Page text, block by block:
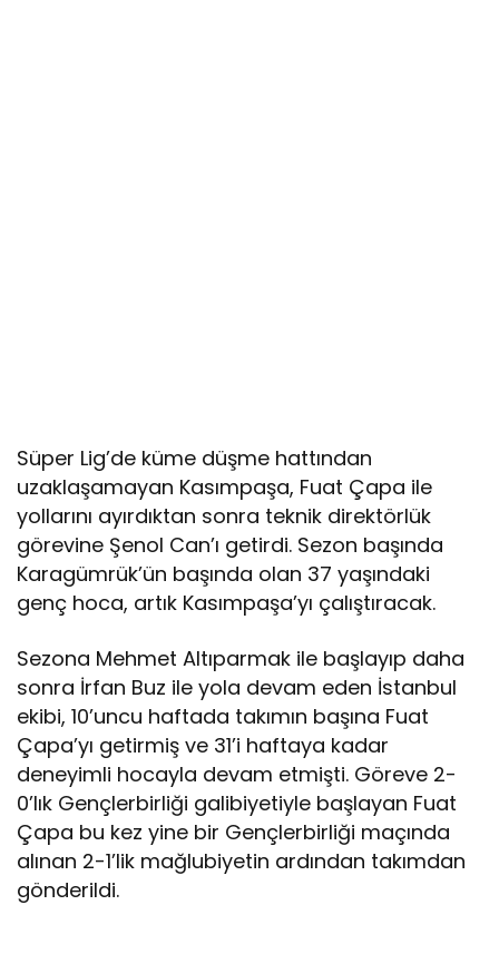
Süper Lig’de küme düşme hattından
uzaklaşamayan Kasımpaşa, Fuat Çapa ile
yollarını ayırdıktan sonra teknik direktörlük
görevine Şenol Can’ı getirdi. Sezon başında
Karagümrük’ün başında olan 37 yaşındaki
genç hoca, artık Kasımpaşa’yı çalıştıracak.
Sezona Mehmet Altıparmak ile başlayıp daha
sonra İrfan Buz ile yola devam eden İstanbul
ekibi, 10’uncu haftada takımın başına Fuat
Çapa’yı getirmiş ve 31’i haftaya kadar
deneyimli hocayla devam etmişti. Göreve 2-
0’lık Gençlerbirliği galibiyetiyle başlayan Fuat
Çapa bu kez yine bir Gençlerbirliği maçında
alınan 2-1’lik mağlubiyetin ardından takımdan
gönderildi.